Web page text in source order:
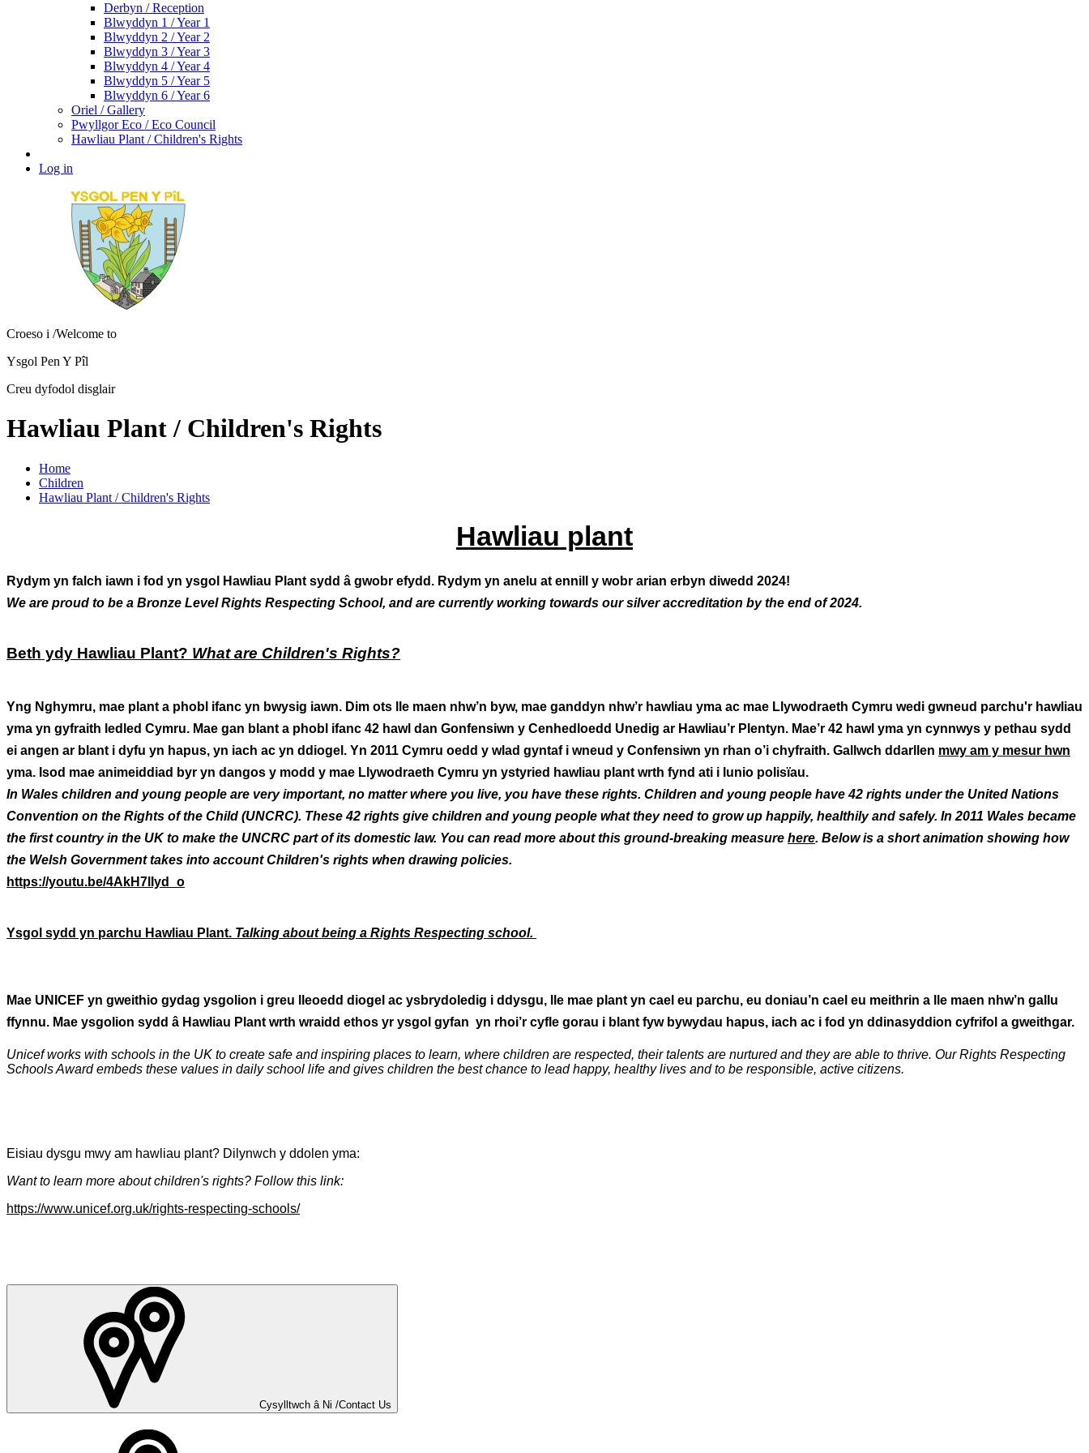
Derbyn / Reception
Blwyddyn 1 / Year 1
Blwyddyn 2 / Year 2
Blwyddyn 3 / Year 3
Blwyddyn 4 / Year 4
Blwyddyn 5 / Year 5
Blwyddyn 6 / Year 6
Oriel / Gallery
Pwyllgor Eco / Eco Council
Hawliau Plant / Children's Rights
Log in
Croeso i /Welcome to
Ysgol Pen Y Pîl
Creu dyfodol disglair
Hawliau Plant / Children's Rights
Home
Children
Hawliau Plant / Children's Rights
Hawliau plant
Rydym yn falch iawn i fod yn ysgol Hawliau Plant sydd â gwobr efydd. Rydym yn anelu at ennill y wobr arian erbyn diwedd 2024!
We are proud to be a Bronze Level Rights Respecting School, and are currently working towards our silver accreditation by the end of 2024.
Beth ydy Hawliau Plant? What are Children's Rights?
Yng Nghymru, mae plant a phobl ifanc yn bwysig iawn. Dim ots lle maen nhw’n byw, mae ganddyn nhw’r hawliau yma ac mae Llywodraeth Cymru wedi gwneud parchu'r hawliau
yma yn gyfraith ledled Cymru. Mae gan blant a phobl ifanc 42 hawl dan Gonfensiwn y Cenhedloedd Unedig ar Hawliau’r Plentyn. Mae’r 42 hawl yma yn cynnwys y pethau sydd
ei angen ar blant i dyfu yn hapus, yn iach ac yn ddiogel. Yn 2011 Cymru oedd y wlad gyntaf i wneud y Confensiwn yn rhan o’i chyfraith. Gallwch ddarllen mwy am y mesur hwn
yma. Isod mae animeiddiad byr yn dangos y modd y mae Llywodraeth Cymru yn ystyried hawliau plant wrth fynd ati i lunio polisïau.
In Wales children and young people are very important, no matter where you live, you have these rights. Children and young people have 42 rights under the United Nations
Convention on the Rights of the Child (UNCRC). These 42 rights give children and young people what they need to grow up happily, healthily and safely. In 2011 Wales became
the first country in the UK to make the UNCRC part of its domestic law. You can read more about this ground-breaking measure here. Below is a short animation showing how
the Welsh Government takes into account Children's rights when drawing policies.
https://youtu.be/4AkH7lIyd_o
Ysgol sydd yn parchu Hawliau Plant. Talking about being a Rights Respecting school.
Mae UNICEF yn gweithio gydag ysgolion i greu lleoedd diogel ac ysbrydoledig i ddysgu, lle mae plant yn cael eu parchu, eu doniau’n cael eu meithrin a lle maen nhw’n gallu
ffynnu. Mae ysgolion sydd â Hawliau Plant wrth wraidd ethos yr ysgol gyfan yn rhoi’r cyfle gorau i blant fyw bywydau hapus, iach ac i fod yn ddinasyddion cyfrifol a gweithgar.
Unicef works with schools in the UK to create safe and inspiring places to learn, where children are respected, their talents are nurtured and they are able to thrive. Our Rights Respecting
Schools Award embeds these values in daily school life and gives children the best chance to lead happy, healthy lives and to be responsible, active citizens.
Eisiau dysgu mwy am hawliau plant? Dilynwch y ddolen yma:
Want to learn more about children's rights? Follow this link:
https://www.unicef.org.uk/rights-respecting-schools/
Cysylltwch â Ni /Contact Us